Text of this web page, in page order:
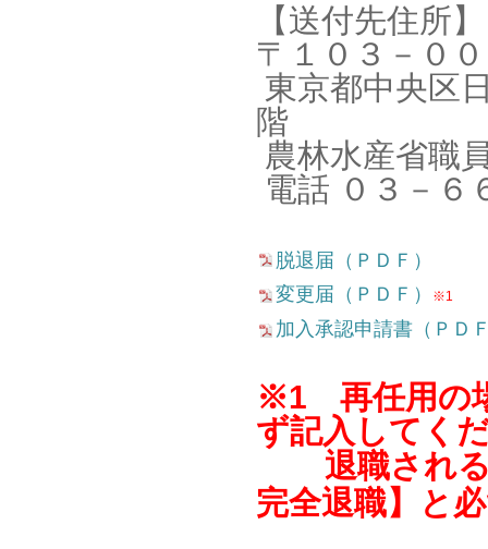
【送付先住所】
〒１０３－０
東京都中央区
階
農林水産省職
電話 ０３－６
脱退届（ＰＤＦ）
変更届（ＰＤＦ）
※1
加入承認申請書（ＰＤ
※1 再任用の
ず記入してく
退職され
完全退職】と